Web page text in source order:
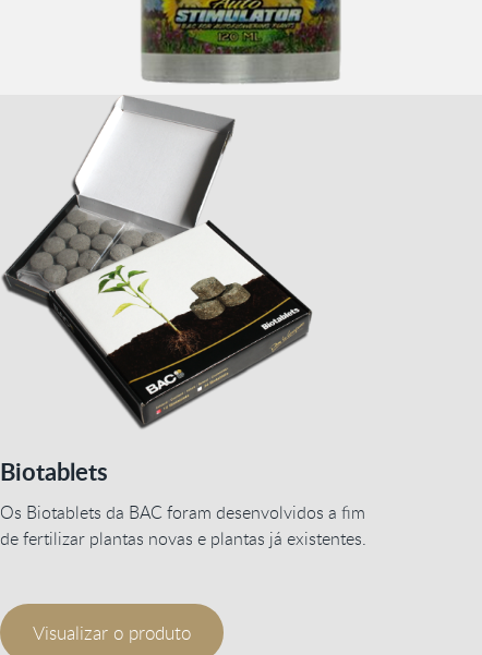
Biotablets
Os Biotablets da BAC foram desenvolvidos a fim
de fertilizar plantas novas e plantas já existentes.
Visualizar o produto